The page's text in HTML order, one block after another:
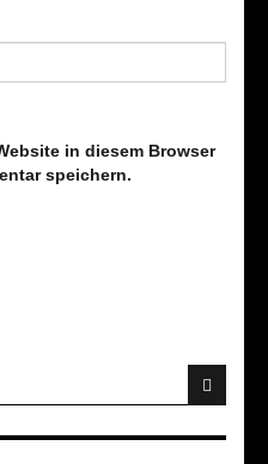
in diesem Browser
speichern.